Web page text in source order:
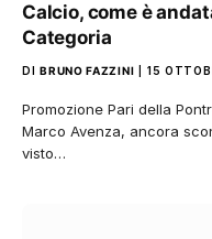
Calcio, come è
Categoria
DI BRUNO FAZZINI 15
Promozione Pari della
Marco Avenza, ancora
visto…